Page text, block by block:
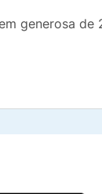
generosa de